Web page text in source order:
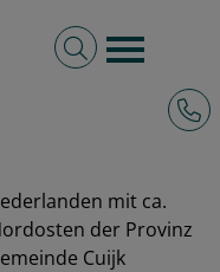
Burger
Volltextsuche
mit ca.
der Provinz
Cuijk